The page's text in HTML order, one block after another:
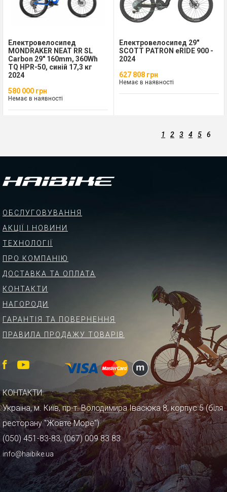
Електровелосипед
MONDRAKER NEAT RR SL
Carbon 29" 160mm, 360Wh
TQ HPR-50, синій 17,3 кг
2024
580 000 грн
Немає в наявності
Електровелосипед 29"
SCOTT PATRON eRIDE 900 -
2024
627 808 грн
Немає в наявності
1 2 3 4 5 6
ОБСЛУГОВУВАННЯ
АКЦІЇ І НОВИНИ
ТЕХНОЛОГІЇ
ПРО КОМПАНІЮ
ДОСТАВКА ТА ОПЛАТА
КОНТАКТИ
НАГОРОДИ
ГАРАНТІЯ ТА ПОВЕРНЕННЯ
ПРАВИЛА ПРОДАЖУ ТОВАРІВ
КОНТАКТИ:
Україна, м. Київ, пр-т. Володимира Івасюка 8, корпус 5 (біля
ресторану "Жовте Море")
(050) 451-83-83, (067) 009 83 83
info@haibike.ua